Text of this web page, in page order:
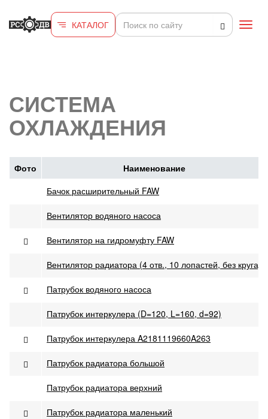
КАТАЛОГ
СИСТЕМА
ОХЛАЖДЕНИЯ
Фото
Наименование
Бачок расширительный FAW
Вентилятор водяного насоса
Вентилятор на гидромуфту FAW
Вентилятор радиатора (4 отв., 10 лопастей, без круга)
Патрубок водяного насоса
Патрубок интеркулера (D=120, L=160, d=92)
Патрубок интеркулера A2181119660A263
Патрубок радиатора большой
Патрубок радиатора верхний
Патрубок радиатора маленький